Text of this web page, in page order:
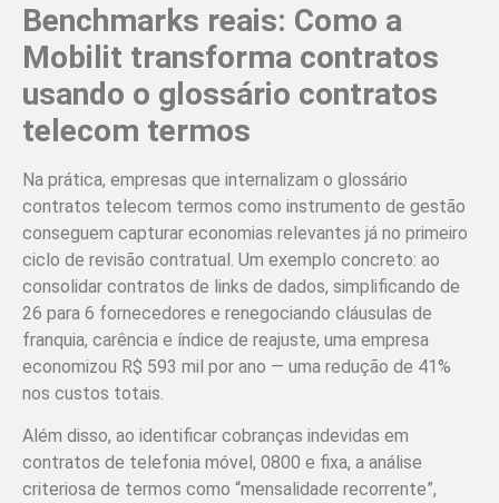
Benchmarks reais: Como a
Mobilit transforma contratos
usando o glossário contratos
telecom termos
Na prática, empresas que internalizam o glossário
contratos telecom termos como instrumento de gestão
conseguem capturar economias relevantes já no primeiro
ciclo de revisão contratual. Um exemplo concreto: ao
consolidar contratos de links de dados, simplificando de
26 para 6 fornecedores e renegociando cláusulas de
franquia, carência e índice de reajuste, uma empresa
economizou R$ 593 mil por ano — uma redução de 41%
nos custos totais.
Além disso, ao identificar cobranças indevidas em
contratos de telefonia móvel, 0800 e fixa, a análise
criteriosa de termos como “mensalidade recorrente”,